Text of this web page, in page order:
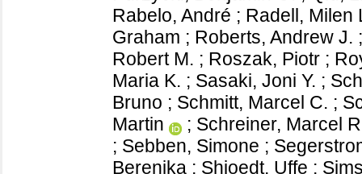
Rabelo, André ; Radell, Milen
Graham ; Roberts, Andrew J.
Robert M. ; Roszak, Piotr ;
Maria K. ; Sasaki, Joni Y. ;
Bruno ; Schmitt, Marcel C. ;
Martin
; Schreiner, Marcel
; Sebben, Simone ;
Berenika ; Shjoedt, Uffe ;